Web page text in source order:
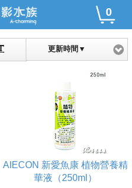
0
更新時間▼
AIECON 新愛魚康 植物營養精
華液（250ml）